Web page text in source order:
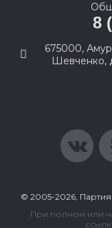
8
675000,
Шевченко,
© 2005-2026,
При полном или